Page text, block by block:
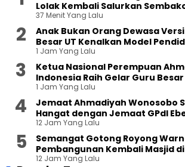
Lolak Kembali Salurkan
37 Menit Yang Lalu
Anak Bukan Orang Dewasa
Besar UT Kenalkan Model
1 Jam Yang Lalu
Ketua Nasional Perempuan
Indonesia Raih Gelar Guru
Terbuka
1 Jam Yang Lalu
Jemaat Ahmadiyah Wonosobo
Hangat dengan Jemaat GPdI
12 Jam Yang Lalu
Semangat Gotong Royong
Pembangunan Kembali Masjid
Ahmadiyah Sukapura
12 Jam Yang Lalu